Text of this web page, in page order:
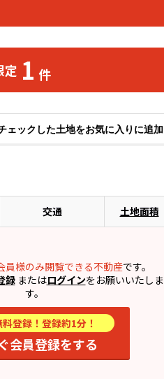
定 1 件
ェックした土地をお気に入りに追加
交通 土地面積
員様のみ閲覧できる不動産です。
録またはログインをお願いいたしま
す。
登録！登録約1分！
会員登録をする